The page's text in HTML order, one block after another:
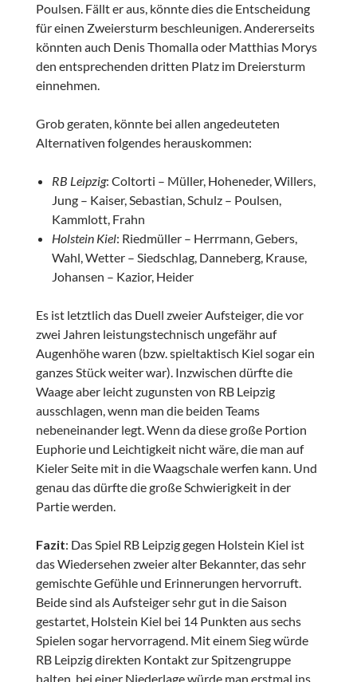
Poulsen. Fällt er aus, könnte dies die Entscheidung
für einen Zweiersturm beschleunigen. Andererseits
könnten auch Denis Thomalla oder Matthias Morys
den entsprechenden dritten Platz im Dreiersturm
einnehmen.
Grob geraten, könnte bei allen angedeuteten
Alternativen folgendes herauskommen:
RB Leipzig: Coltorti – Müller, Hoheneder, Willers,
Jung – Kaiser, Sebastian, Schulz – Poulsen,
Kammlott, Frahn
Holstein Kiel: Riedmüller – Herrmann, Gebers,
Wahl, Wetter – Siedschlag, Danneberg, Krause,
Johansen – Kazior, Heider
Es ist letztlich das Duell zweier Aufsteiger, die vor
zwei Jahren leistungstechnisch ungefähr auf
Augenhöhe waren (bzw. spieltaktisch Kiel sogar ein
ganzes Stück weiter war). Inzwischen dürfte die
Waage aber leicht zugunsten von RB Leipzig
ausschlagen, wenn man die beiden Teams
nebeneinander legt. Wenn da diese große Portion
Euphorie und Leichtigkeit nicht wäre, die man auf
Kieler Seite mit in die Waagschale werfen kann. Und
genau das dürfte die große Schwierigkeit in der
Partie werden.
Fazit: Das Spiel RB Leipzig gegen Holstein Kiel ist
das Wiedersehen zweier alter Bekannter, das sehr
gemischte Gefühle und Erinnerungen hervorruft.
Beide sind als Aufsteiger sehr gut in die Saison
gestartet, Holstein Kiel bei 14 Punkten aus sechs
Spielen sogar hervorragend. Mit einem Sieg würde
RB Leipzig direkten Kontakt zur Spitzengruppe
halten, bei einer Niederlage würde man erstmal ins